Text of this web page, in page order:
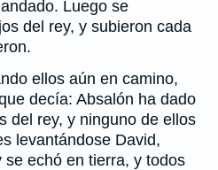
Luego se
del rey, y subieron cada
ellos aún en camino,
decía: Absalón ha dado
del rey, y ninguno de ellos
levantándose David,
echó en tierra, y todos